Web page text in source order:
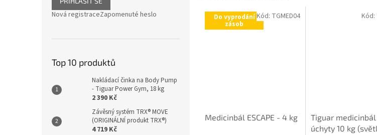
Nová registraceZapomenuté heslo
Top 10 produktů
Nakládací činka na Body Pump
- Tiguar Power Gym, 18 kg
2 390 Kč
Závěsný systém TRX® MOVE
(ORIGINÁLNÍ produkt TRX®)
4 719 Kč
Do vyprodání
zásob
Medicinbál ESCAPE - 4 kg
Kód: TGMED04
Tiguar
úchyty 10 kg
Kód: